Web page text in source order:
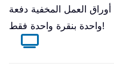
أوراق العمل المخفية دفعة
واحدة بنقرة واحدة فقط!